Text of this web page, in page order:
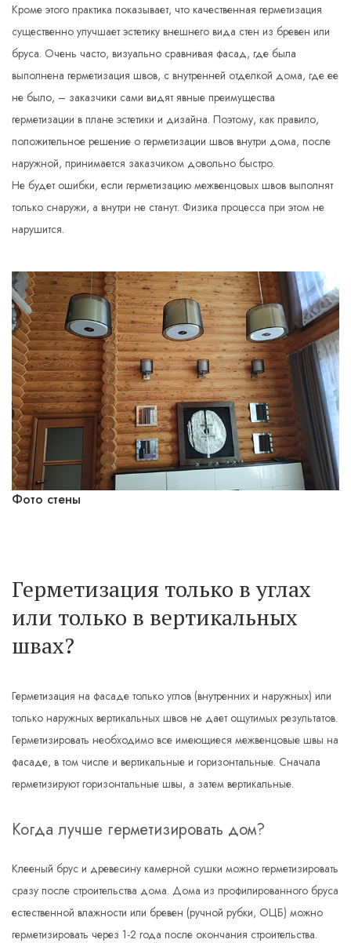
Кроме этого практика показывает, что качественная герметизация
существенно улучшает эстетику внешнего вида стен из бревен или
бруса. Очень часто, визуально сравнивая фасад, где была
выполнена герметизация швов, с внутренней отделкой дома, где ее
не было, – заказчики сами видят явные преимущества
герметизации в плане эстетики и дизайна. Поэтому, как правило,
положительное решение о герметизации швов внутри дома, после
наружной, принимается заказчиком довольно быстро.
Не будет ошибки, если герметизацию межвенцовых швов выполнят
только снаружи, а внутри не станут. Физика процесса при этом не
нарушится.
Фото стены
Герметизация только в углах
или только в вертикальных
швах?
Герметизация на фасаде только углов (внутренних и наружных) или
только наружных вертикальных швов не дает ощутимых результатов.
Герметизировать необходимо все имеющиеся межвенцовые швы на
фасаде, в том числе и вертикальные и горизонтальные. Сначала
герметизируют горизонтальные швы, а затем вертикальные.
Когда лучше герметизировать дом?
Клееный брус и древесину камерной сушки можно герметизировать
сразу после строительства дома. Дома из профилированного бруса
естественной влажности или бревен (ручной рубки, ОЦБ) можно
герметизировать через 1-2 года после окончания строительства.